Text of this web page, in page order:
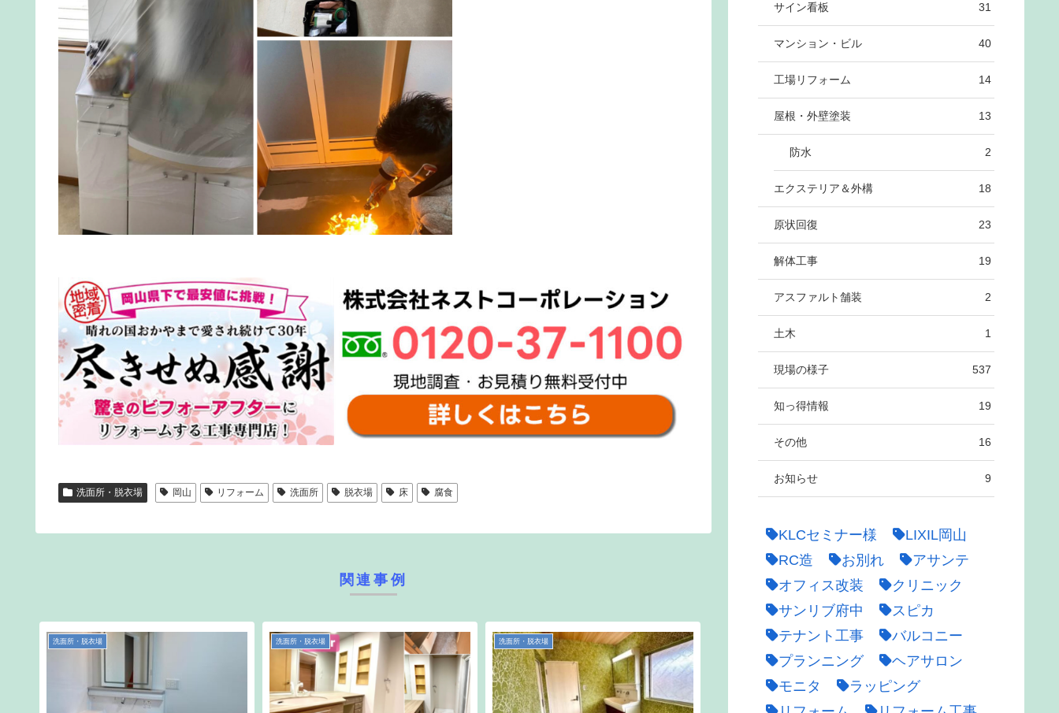
洗面所・脱衣場 岡山 リフォーム 洗面所 脱衣場 床 腐食
関連事例
洗面所・脱衣場 洗面所・脱衣場 洗面所・脱衣場
サイン看板 31
マンション・ビル 40
工場リフォーム 14
屋根・外壁塗装 13
防水 2
エクステリア＆外構 18
原状回復 23
解体工事 19
アスファルト舗装 2
土木 1
現場の様子 537
知っ得情報 19
その他 16
お知らせ 9
KLCセミナー様
LIXIL岡山
RC造
お別れ
アサンテ
オフィス改装
クリニック
サンリブ府中
スピカ
テナント工事
バルコニー
プランニング
ヘアサロン
モニタ
ラッピング